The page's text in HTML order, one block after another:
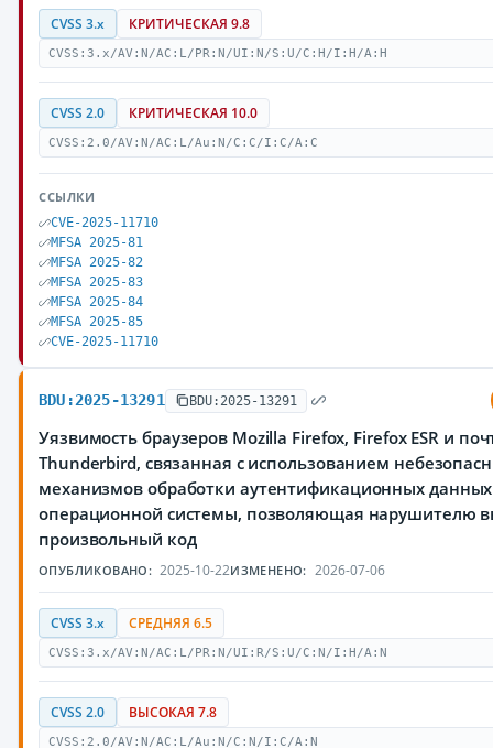
CVSS 3.x КРИТИЧЕСКАЯ 9.8
CVSS:3.x/AV:N/AC:L/PR:N/UI:N/S:U/C:H/I:H/A:H
CVSS 2.0 КРИТИЧЕСКАЯ 10.0
CVSS:2.0/AV:N/AC:L/Au:N/C:C/I:C/A:C
ССЫЛКИ
CVE-2025-11710
MFSA 2025-81
MFSA 2025-82
MFSA 2025-83
MFSA 2025-84
MFSA 2025-85
CVE-2025-11710
BDU:2025-13291 BDU:2025-13291
Уязвимость браузеров Mozilla Firefox, Firefox ESR и
Thunderbird, связанная с использованием
механизмов обработки аутентификационных
операционной системы, позволяющая нарушителю
произвольный код
ОПУБЛИКОВАНО: 2025-10-22ИЗМЕНЕНО: 2026-07-06
CVSS 3.x СРЕДНЯЯ 6.5
CVSS:3.x/AV:N/AC:L/PR:N/UI:R/S:U/C:N/I:H/A:N
CVSS 2.0 ВЫСОКАЯ 7.8
CVSS:2.0/AV:N/AC:L/Au:N/C:N/I:C/A:N